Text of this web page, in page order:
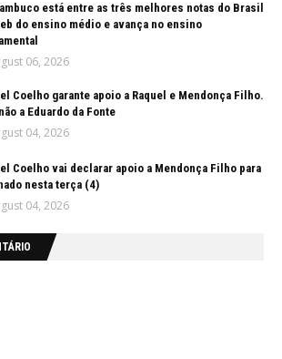
está entre as três melhores notas do Brasil
do ensino médio e avança no ensino
06, 2026
Coelho garante apoio a Raquel e Mendonça Filho.
a Eduardo da Fonte
04, 2026
Coelho vai declarar apoio a Mendonça Filho para
nesta terça (4)
04, 2026